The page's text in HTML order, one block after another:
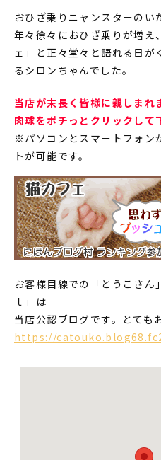
おひざ乗りニャンスターのい
年々徐々におひざ乗りが増え
ェ」と正々堂々と語れる日が
るシロンちゃんでした。
当店が末長く皆様に親しまれ
肉球をポチっとクリックして
※パソコンとスマートフォン
トが可能です。
お客様目線での「とうこさん
ｌ」は
当店公認ブログです。とても
https://